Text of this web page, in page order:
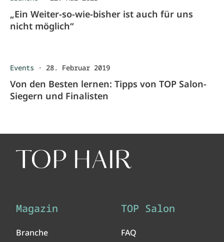
„Ein Weiter-so-wie-bisher ist auch für uns
nicht möglich“
Events · 28. Februar 2019
Von den Besten lernen: Tipps von TOP Salon-
Siegern und Finalisten
Magazin
Branche
TOP Salon
FAQ